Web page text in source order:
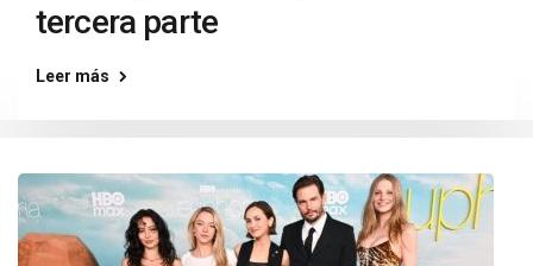
tercera parte
Leer más